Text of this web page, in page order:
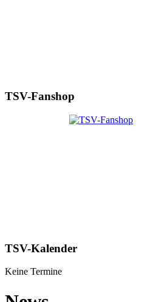
TSV-Fanshop
TSV-Kalender
Keine Termine